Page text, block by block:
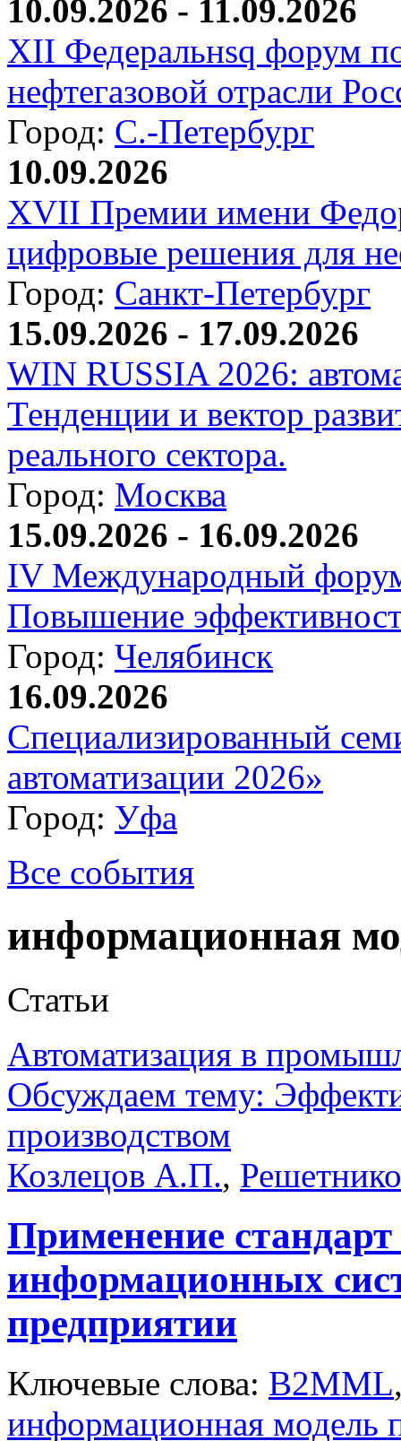
10.09.2026 - 11.09.2026
XII Федеральнsq форум
нефтегазовой отрасли
Город: С.-Петербург
10.09.2026
XVII Премии имени
цифровые решения для
Город: Санкт-Петербург
15.09.2026 - 17.09.2026
WIN RUSSIA 2026:
Тенденции и вектор
реального сектора.
Город: Москва
15.09.2026 - 16.09.2026
IV Международный
Повышение
Город: Челябинск
16.09.2026
Специализированный
автоматизации 2026»
Город: Уфа
Все события
информационная
Статьи
Автоматизация в
Обсуждаем тему:
производством
Козлецов А.П.,
Применение
информационных
предприятии
Ключевые слова: B2MML
информационная модель